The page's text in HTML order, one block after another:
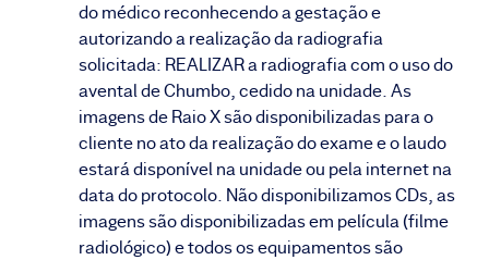
do médico reconhecendo a gestação e
autorizando a realização da radiografia
solicitada: REALIZAR a radiografia com o uso do
avental de Chumbo, cedido na unidade. As
imagens de Raio X são disponibilizadas para o
cliente no ato da realização do exame e o laudo
estará disponível na unidade ou pela internet na
data do protocolo. Não disponibilizamos CDs, as
imagens são disponibilizadas em película (filme
radiológico) e todos os equipamentos são